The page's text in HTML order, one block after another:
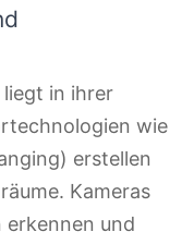
liegt in ihrer
wie
erstellen
Kameras
und